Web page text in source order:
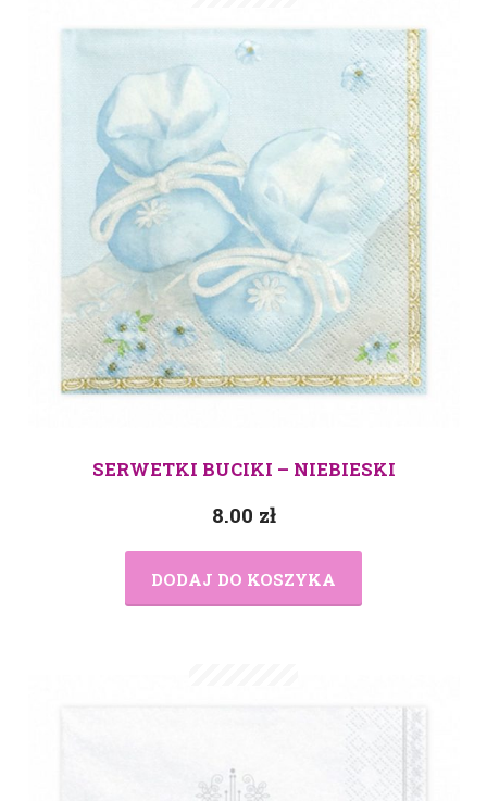
SERWETKI BUCIKI – NIEBIESKI
8.00 zł
DODAJ DO KOSZYKA